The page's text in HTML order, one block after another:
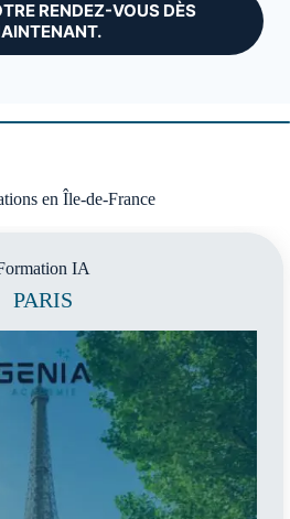
RENDEZ-VOUS DÈS
en Île-de-France
IA
PARIS